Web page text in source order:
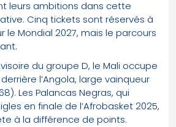
leurs ambitions dans cette
Cinq tickets sont réservés à
le Mondial 2027, mais le parcours
du groupe D, le Mali occupe
l’Angola, large vainqueur
Les Palancas Negras, qui
en finale de l’Afrobasket 2025,
à la différence de points.